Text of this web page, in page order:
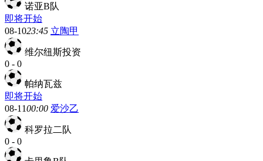
诺亚B队
即将开始
08-1023:45 立陶甲
维尔纽斯投资
0 - 0
帕纳瓦兹
即将开始
08-1100:00 爱沙乙
科罗拉二队
0 - 0